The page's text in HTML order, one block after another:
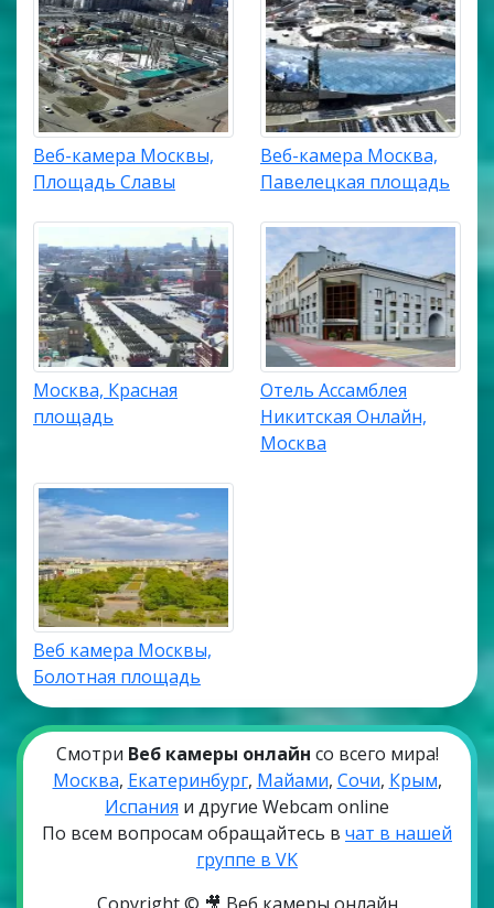
Веб-камера Москвы,
Площадь Славы
Веб-камера Москва,
Павелецкая площадь
Москва, Красная
площадь
Отель Ассамблея
Никитская Онлайн,
Москва
Веб камера Москвы,
Болотная площадь
Смотри Веб камеры онлайн со всего мира!
Москва, Екатеринбург, Майами, Сочи, Крым,
Испания и другие Webcam online
По всем вопросам обращайтесь в чат в нашей
группе в VK